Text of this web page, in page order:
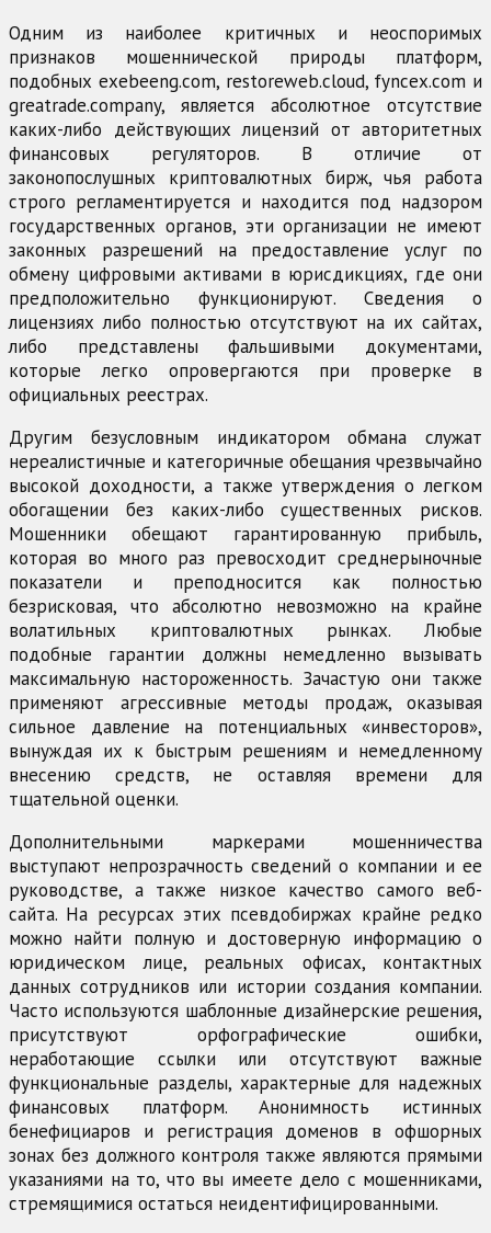
Одним из наиболее критичных и неоспоримых
признаков мошеннической природы платформ,
подобных exebeeng.com, restoreweb.cloud, fyncex.com и
greatrade.company, является абсолютное отсутствие
каких-либо действующих лицензий от авторитетных
финансовых регуляторов. В отличие от
законопослушных криптовалютных бирж, чья работа
строго регламентируется и находится под надзором
государственных органов, эти организации не имеют
законных разрешений на предоставление услуг по
обмену цифровыми активами в юрисдикциях, где они
предположительно функционируют. Сведения о
лицензиях либо полностью отсутствуют на их сайтах,
либо представлены фальшивыми документами,
которые легко опровергаются при проверке в
официальных реестрах.
Другим безусловным индикатором обмана служат
нереалистичные и категоричные обещания чрезвычайно
высокой доходности, а также утверждения о легком
обогащении без каких-либо существенных рисков.
Мошенники обещают гарантированную прибыль,
которая во много раз превосходит среднерыночные
показатели и преподносится как полностью
безрисковая, что абсолютно невозможно на крайне
волатильных криптовалютных рынках. Любые
подобные гарантии должны немедленно вызывать
максимальную настороженность. Зачастую они также
применяют агрессивные методы продаж, оказывая
сильное давление на потенциальных «инвесторов»,
вынуждая их к быстрым решениям и немедленному
внесению средств, не оставляя времени для
тщательной оценки.
Дополнительными маркерами мошенничества
выступают непрозрачность сведений о компании и ее
руководстве, а также низкое качество самого веб-
сайта. На ресурсах этих псевдобиржах крайне редко
можно найти полную и достоверную информацию о
юридическом лице, реальных офисах, контактных
данных сотрудников или истории создания компании.
Часто используются шаблонные дизайнерские решения,
присутствуют орфографические ошибки,
неработающие ссылки или отсутствуют важные
функциональные разделы, характерные для надежных
финансовых платформ. Анонимность истинных
бенефициаров и регистрация доменов в офшорных
зонах без должного контроля также являются прямыми
указаниями на то, что вы имеете дело с мошенниками,
стремящимися остаться неидентифицированными.